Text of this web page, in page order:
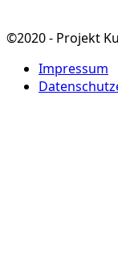
©2020 - Projekt
Impressum